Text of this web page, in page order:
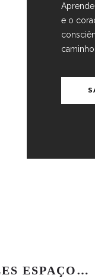
e o
caminho.
ESPAÇO…